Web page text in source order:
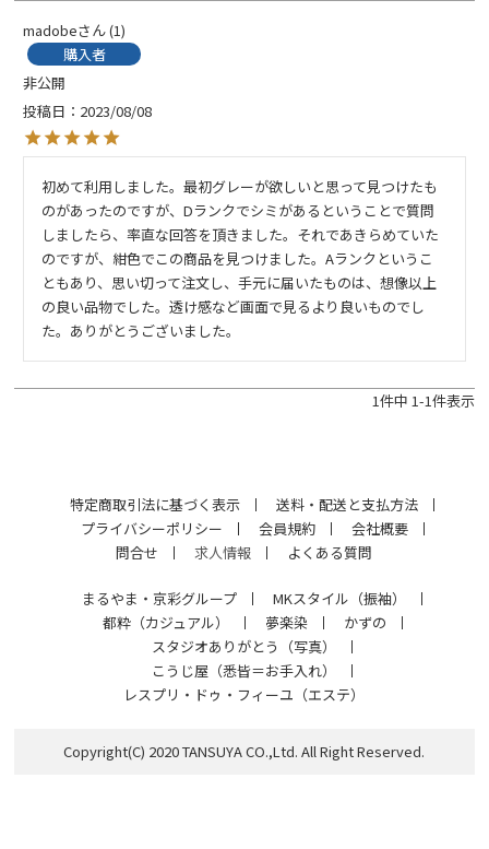
madobe
1
購入者
非公開
投稿日
2023/08/08
初めて利用しました。最初グレーが欲しいと思って見つけたも
のがあったのですが、Dランクでシミがあるということで質問
しましたら、率直な回答を頂きました。それであきらめていた
のですが、紺色でこの商品を見つけました。Aランクというこ
ともあり、思い切って注文し、手元に届いたものは、想像以上
の良い品物でした。透け感など画面で見るより良いものでし
た。ありがとうございました。
1件中 1-1件表示
特定商取引法に基づく表示
送料・配送と支払方法
プライバシーポリシー
会員規約
会社概要
問合せ
求人情報 よくある質問
まるやま・京彩グループ
MKスタイル（振袖）
都粋（カジュアル）
夢楽染
かずの
スタジオありがとう（写真）
こうじ屋（悉皆＝お手入れ）
レスプリ・ドゥ・フィーユ（エステ）
Copyright(C) 2020 TANSUYA CO.,Ltd. All Right Reserved.